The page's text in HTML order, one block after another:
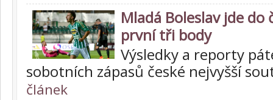
Mladá Boleslav jde do
první tři body
Výsledky a reporty
sobotních zápasů české nejvyšší
článek